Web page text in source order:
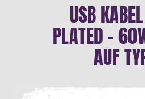
USB
PLATED -
AUF